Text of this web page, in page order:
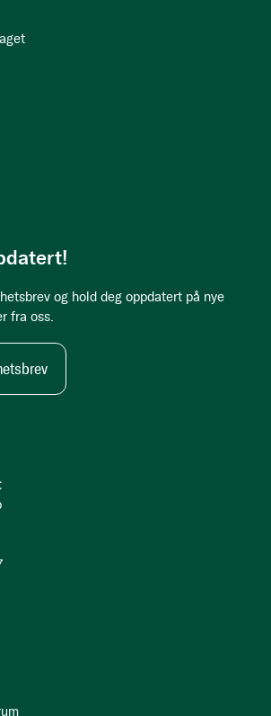
og hold deg oppdatert på nye
fra oss.